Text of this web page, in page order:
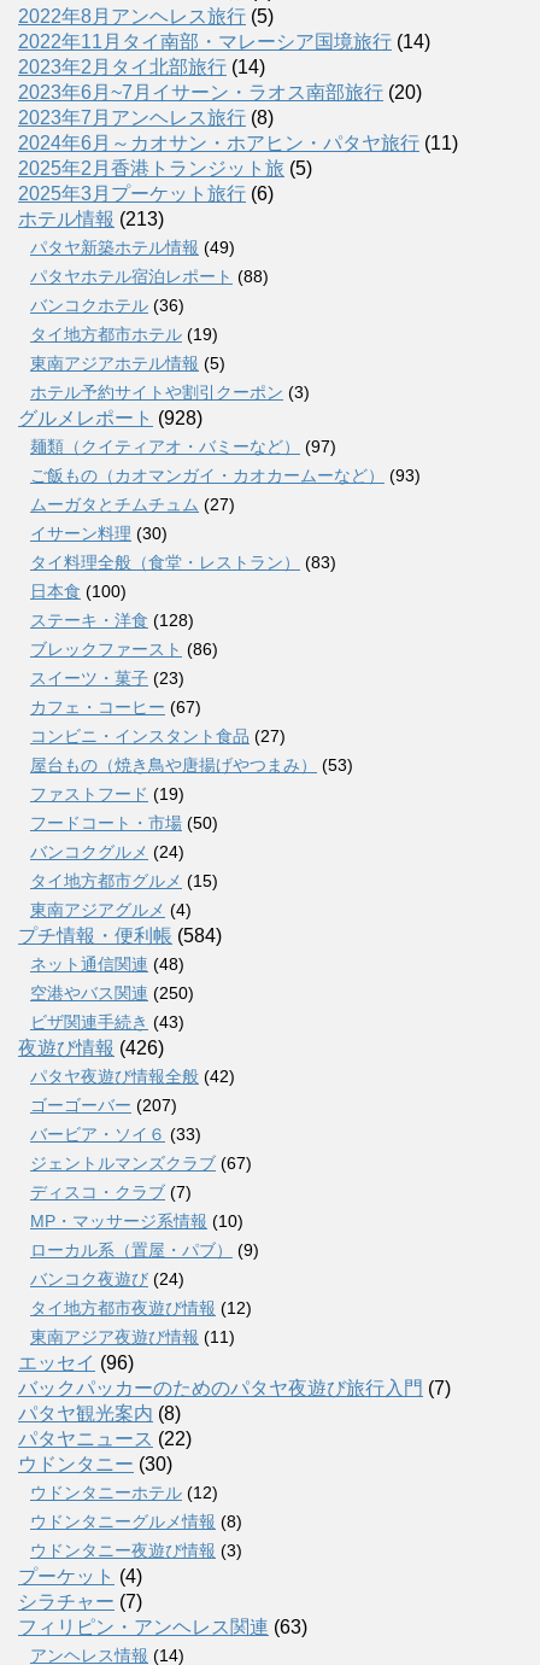
2022年8月アンヘレス旅行 (5)
2022年11月タイ南部・マレーシア国境旅行 (14)
2023年2月タイ北部旅行 (14)
2023年6月~7月イサーン・ラオス南部旅行 (20)
2023年7月アンヘレス旅行 (8)
2024年6月～カオサン・ホアヒン・パタヤ旅行 (11)
2025年2月香港トランジット旅 (5)
2025年3月プーケット旅行 (6)
ホテル情報 (213)
パタヤ新築ホテル情報 (49)
パタヤホテル宿泊レポート (88)
バンコクホテル (36)
タイ地方都市ホテル (19)
東南アジアホテル情報 (5)
ホテル予約サイトや割引クーポン (3)
グルメレポート (928)
麺類（クイティアオ・バミーなど）
(97)
ご飯もの（カオマンガイ・カオカームーなど）
(93)
ムーガタとチムチュム (27)
イサーン料理 (30)
タイ料理全般（食堂・レストラン）
(83)
日本食 (100)
ステーキ・洋食 (128)
ブレックファースト (86)
スイーツ・菓子 (23)
カフェ・コーヒー (67)
コンビニ・インスタント食品 (27)
屋台もの（焼き鳥や唐揚げやつまみ）
(53)
ファストフード (19)
フードコート・市場 (50)
バンコクグルメ (24)
タイ地方都市グルメ (15)
東南アジアグルメ (4)
プチ情報・便利帳 (584)
ネット通信関連 (48)
空港やバス関連 (250)
ビザ関連手続き (43)
夜遊び情報 (426)
パタヤ夜遊び情報全般 (42)
ゴーゴーバー (207)
バービア・ソイ６ (33)
ジェントルマンズクラブ (67)
ディスコ・クラブ (7)
MP・マッサージ系情報 (10)
ローカル系（置屋・パブ）
(9)
バンコク夜遊び (24)
タイ地方都市夜遊び情報 (12)
東南アジア夜遊び情報 (11)
エッセイ (96)
バックパッカーのためのパタヤ夜遊び旅行入門 (7)
パタヤ観光案内 (8)
パタヤニュース (22)
ウドンタニー (30)
ウドンタニーホテル (12)
ウドンタニーグルメ情報 (8)
ウドンタニー夜遊び情報 (3)
プーケット (4)
シラチャー (7)
フィリピン・アンヘレス関連 (63)
アンヘレス情報 (14)